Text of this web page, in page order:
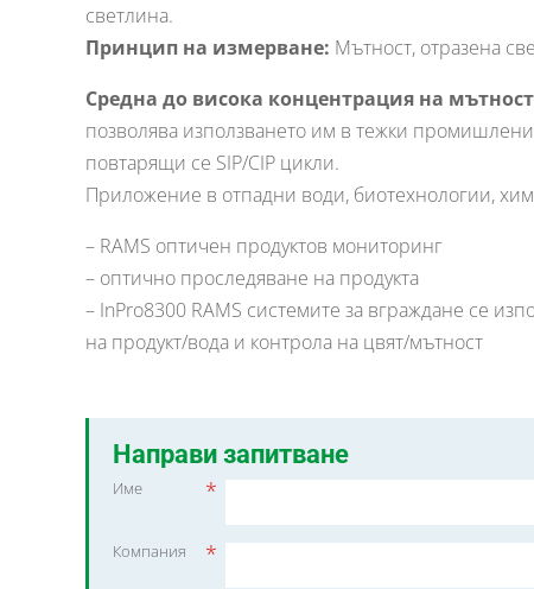
светлина.
Принцип на измерване: Мътност, отразена
Средна до висока концентрация на
позволява използването им в тежки
повтарящи се SIP/CIP цикли.
Приложение в отпадни води, биотехнологии,
– RAMS оптичен продуктов мониторинг
– оптично проследяване на продукта
– InPro8300 RAMS системите за вграждане се
на продукт/вода и контрола на цвят/мътност
Направи запитване
Име *
Компания *